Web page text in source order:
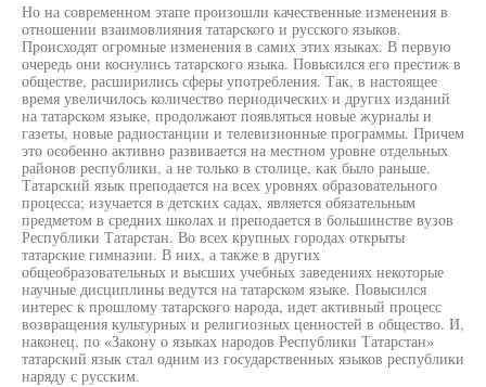
Но на современном этапе произошли качественные изменения в
отношении взаимовлияния татарского и русского языков.
Происходят огромные изменения в самих этих языках. В первую
очередь они коснулись татарского языка. Повысился его престиж в
обществе, расширились сферы употребления. Так, в настоящее
время увеличилось количество периодических и других изданий
на татарском языке, продолжают появляться новые журналы и
газеты, новые радиостанции и телевизионные программы. Причем
это особенно активно развивается на местном уровне отдельных
районов республики, а не только в столице, как было раньше.
Татарский язык преподается на всех уровнях образовательного
процесса; изучается в детских садах, является обязательным
предметом в средних школах и преподается в большинстве вузов
Республики Татарстан. Во всех крупных городах открыты
татарские гимназии. В них, а также в других
общеобразовательных и высших учебных заведениях некоторые
научные дисциплины ведутся на татарском языке. Повысился
интерес к прошлому татарского народа, идет активный процесс
возвращения культурных и религиозных ценностей в общество. И,
наконец, по «Закону о языках народов Республики Татарстан»
татарский язык стал одним из государственных языков республики
наряду с русским.